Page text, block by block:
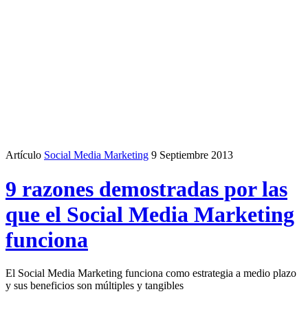
Artículo Social Media Marketing 9 Septiembre 2013
9 razones demostradas por las
que el Social Media Marketing
funciona
El Social Media Marketing funciona como estrategia a medio plazo
y sus beneficios son múltiples y tangibles